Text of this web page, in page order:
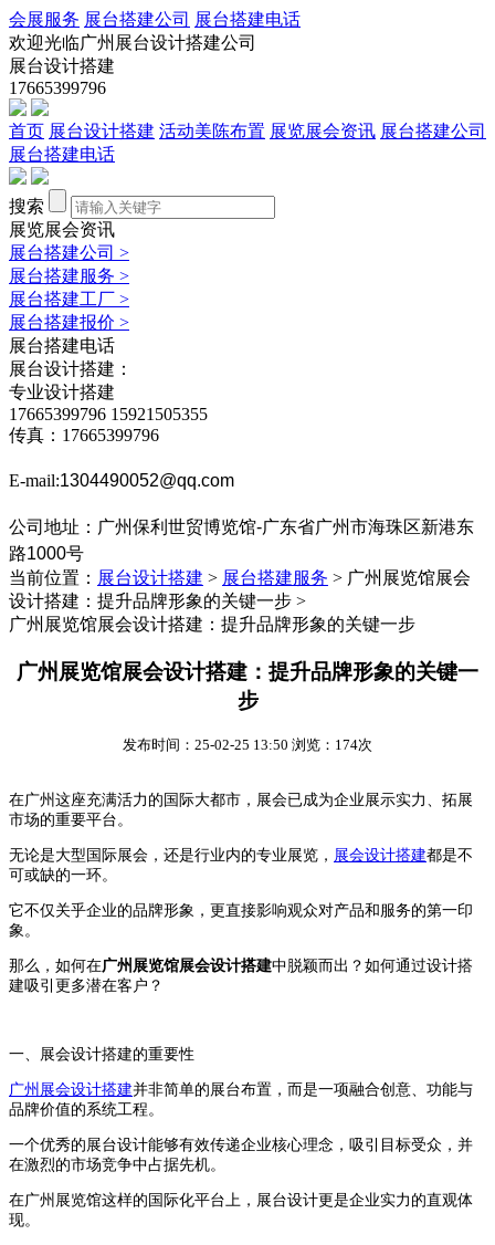
会展服务 展台搭建公司 展台搭建电话
欢迎光临广州展台设计搭建公司
展台设计搭建
17665399796
首页 展台设计搭建 活动美陈布置 展览展会资讯 展台搭建公司
展台搭建电话
搜索
展览展会资讯
展台搭建公司 >
展台搭建服务 >
展台搭建工厂 >
展台搭建报价 >
展台搭建电话
展台设计搭建：
专业设计搭建
17665399796 15921505355
传真：17665399796
E-mail:1304490052@qq.com
公司地址： ‌广州保利世贸博览馆-广东省广州市海珠区新港东
路1000号
当前位置： 展台设计搭建 > 展台搭建服务 > 广州展览馆展会
设计搭建：提升品牌形象的关键一步 >
广州展览馆展会设计搭建：提升品牌形象的关键一步
广州展览馆展会设计搭建：提升品牌形象的关键一
步
发布时间：25-02-25 13:50 浏览：174次
在广州这座充满活力的国际大都市，展会已成为企业展示实力、拓展
市场的重要平台。
无论是大型国际展会，还是行业内的专业展览， 展会设计搭建都是不
可或缺的一环。
它不仅关乎企业的品牌形象，更直接影响观众对产品和服务的第一印
象。
那么，如何在广州展览馆展会设计搭建中脱颖而出？如何通过设计搭
建吸引更多潜在客户？
一、展会设计搭建的重要性
广州展会设计搭建并非简单的展台布置，而是一项融合创意、功能与
品牌价值的系统工程。
一个优秀的展台设计能够有效传递企业核心理念，吸引目标受众，并
在激烈的市场竞争中占据先机。
在广州展览馆这样的国际化平台上，展台设计更是企业实力的直观体
现。